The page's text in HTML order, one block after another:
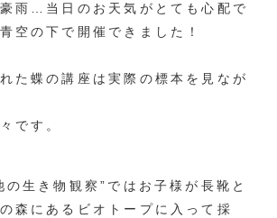
雨…当日のお天気がとても心配で
空の下で開催できました！
た蝶の講座は実際の標本を見なが
です。
の生き物観察”ではお子様が長靴と
森にあるビオトープに入って採